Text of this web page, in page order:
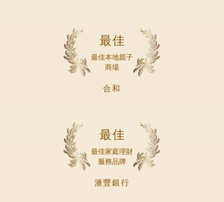
最佳
最佳本地親子
商場
合和
最佳
最佳家庭理財
服務品牌
滙豐銀行